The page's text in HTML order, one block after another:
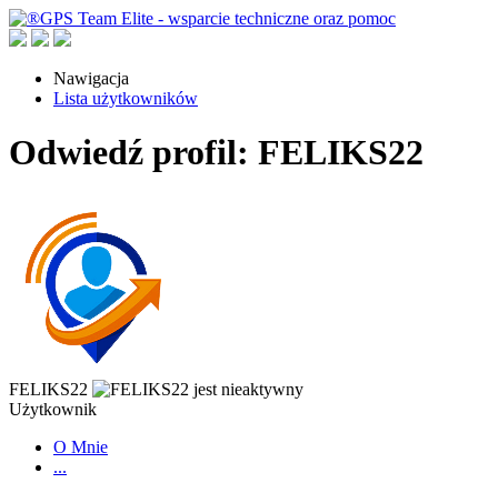
Nawigacja
Lista użytkowników
Odwiedź profil: FELIKS22
FELIKS22
Użytkownik
O Mnie
...